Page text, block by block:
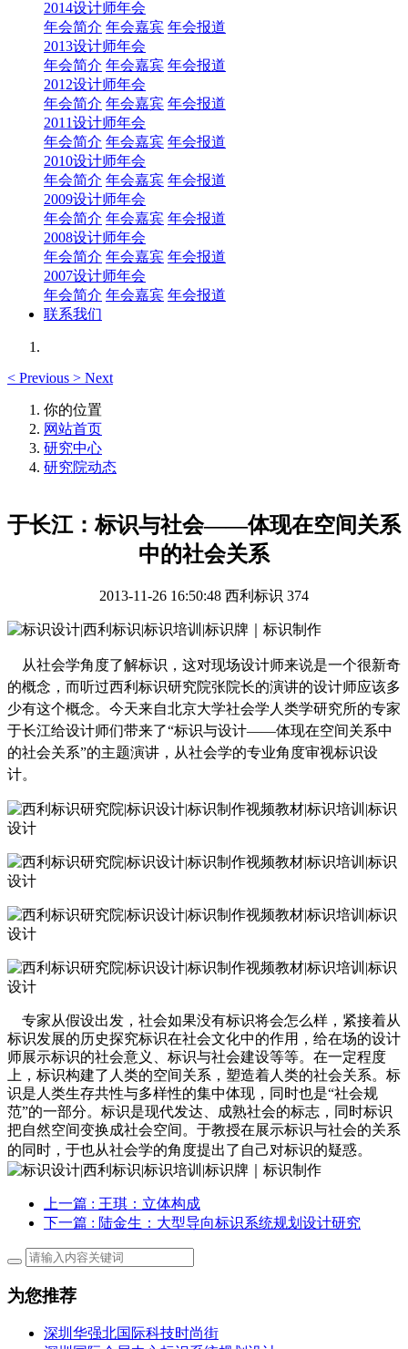
2014设计师年会
年会简介 年会嘉宾 年会报道
2013设计师年会
年会简介 年会嘉宾 年会报道
2012设计师年会
年会简介 年会嘉宾 年会报道
2011设计师年会
年会简介 年会嘉宾 年会报道
2010设计师年会
年会简介 年会嘉宾 年会报道
2009设计师年会
年会简介 年会嘉宾 年会报道
2008设计师年会
年会简介 年会嘉宾 年会报道
2007设计师年会
年会简介 年会嘉宾 年会报道
联系我们
< Previous > Next
你的位置
网站首页
研究中心
研究院动态
于长江：标识与社会——体现在空间关系
中的社会关系
2013-11-26 16:50:48 西利标识 374
从社会学角度了解标识，这对现场设计师来说是一个很新奇
的概念，而听过西利标识研究院张院长的演讲的设计师应该多
少有这个概念。今天来自北京大学社会学人类学研究所的专家
于长江给设计师们带来了“标识与设计——体现在空间关系中
的社会关系”的主题演讲，从社会学的专业角度审视标识设
计。
专家从假设出发，社会如果没有标识将会怎么样，紧接着从
标识发展的历史探究标识在社会文化中的作用，给在场的设计
师展示标识的社会意义、标识与社会建设等等。在一定程度
上，标识构建了人类的空间关系，塑造着人类的社会关系。标
识是人类生存共性与多样性的集中体现，同时也是“社会规
范”的一部分。标识是现代发达、成熟社会的标志，同时标识
把自然空间变换成社会空间。于教授在展示标识与社会的关系
的同时，于也从社会学的角度提出了自己对标识的疑惑。
上一篇 : 王琪：立体构成
下一篇 : 陆金生：大型导向标识系统规划设计研究
为您推荐
深圳华强北国际科技时尚街